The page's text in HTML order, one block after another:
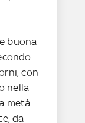
buona
con
nella
metà
da